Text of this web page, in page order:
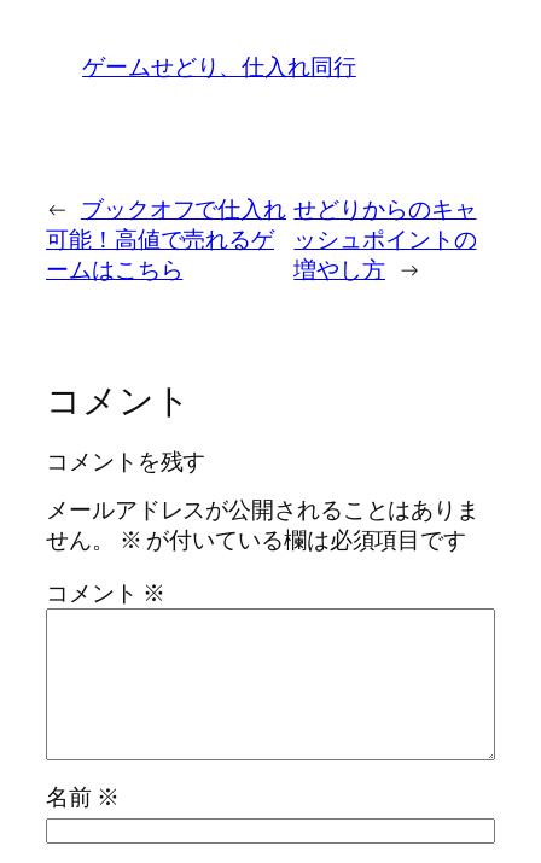
ゲームせどり、仕入れ同行
← ブックオフで仕入れ
可能！高値で売れるゲ
ームはこちら
せどりからのキャ
ッシュポイントの
増やし方 →
コメント
コメントを残す
メールアドレスが公開されることはありま
せん。
※ が付いている欄は必須項目です
コメント ※
名前 ※